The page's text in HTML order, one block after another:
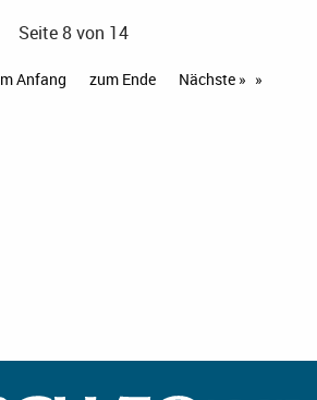
Seite 8 von 14
Anfang zum Ende Nächste »